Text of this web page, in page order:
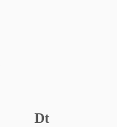
Dt